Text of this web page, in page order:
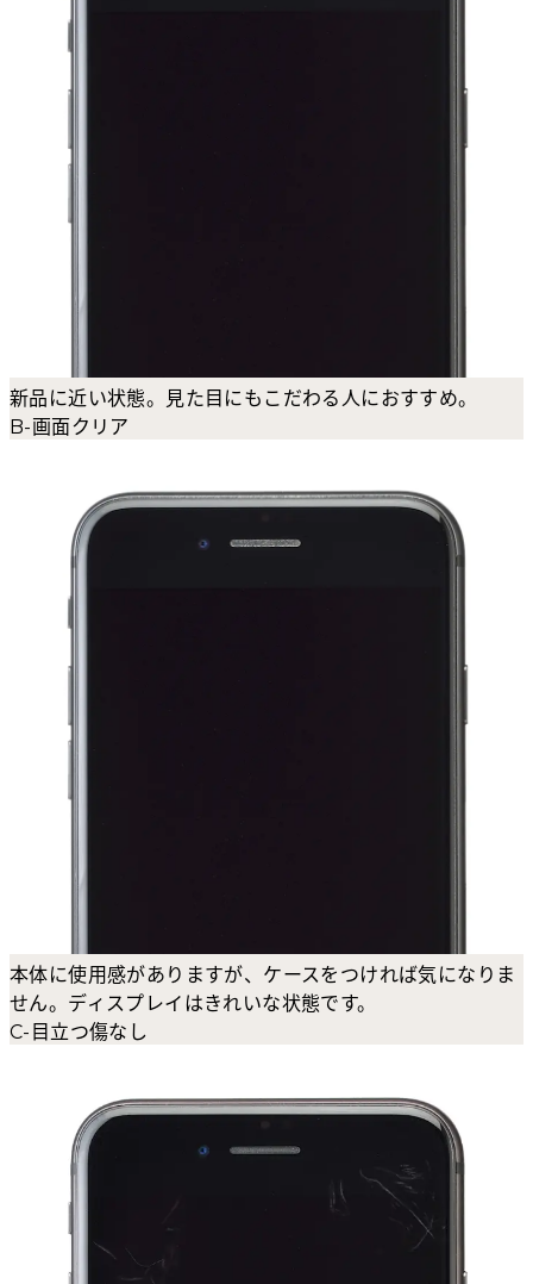
新品に近い状態。見た目にもこだわる人におすすめ。
B-画面クリア
本体に使用感がありますが、ケースをつければ気になりま
せん。ディスプレイはきれいな状態です。
C-目立つ傷なし